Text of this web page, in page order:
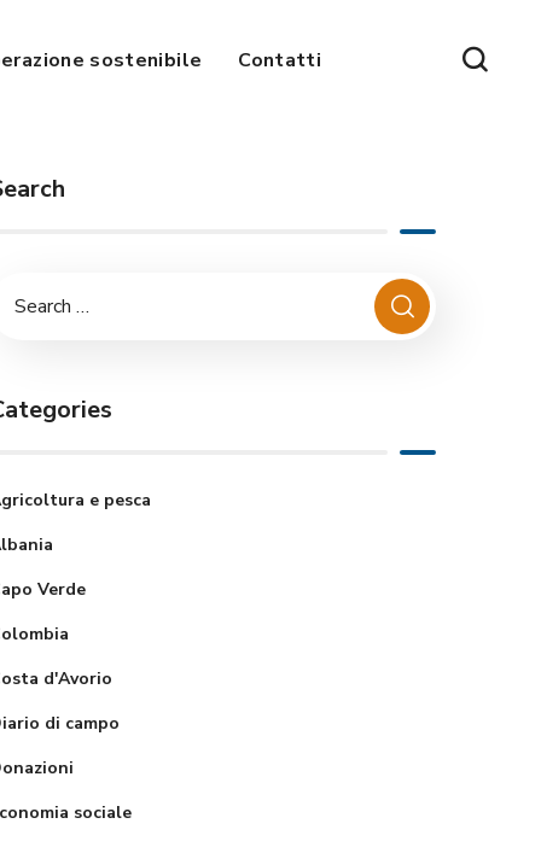
sostenibile Contatti
e pesca
Verde
d'Avorio
di campo
sociale